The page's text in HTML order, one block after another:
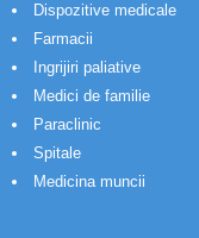
Dispozitive medicale
Farmacii
Ingrijiri paliative
Medici de familie
Paraclinic
Spitale
Medicina muncii